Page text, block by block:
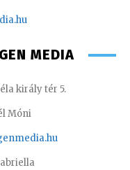
MEDIA
király tér 5.
Móni